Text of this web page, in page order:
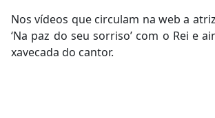
Nos vídeos que circulam na web a
‘Na paz do seu sorriso’ com o Rei e
xavecada do cantor.